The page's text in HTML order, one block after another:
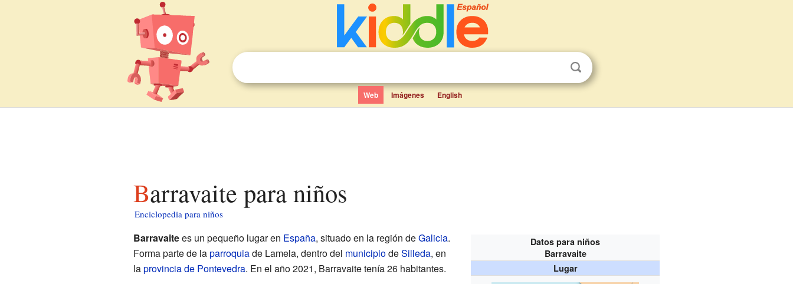
Web Imágenes English
Barravaite para niños
Enciclopedia para niños
Datos para niños
Barravaite
Lugar
Barravaitees un pequeño lugar en España, situado en la región deGalicia.
Forma parte de laparroquiade Lamela, dentro del municipiodeSilleda, en
laprovincia de Pontevedra. En el año 2021, Barravaite tenía 26 habitantes.